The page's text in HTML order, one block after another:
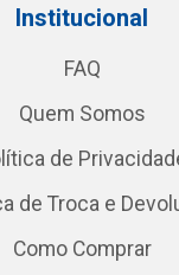
Institucional
FAQ
Quem Somos
de
de Troca e
Como Comprar